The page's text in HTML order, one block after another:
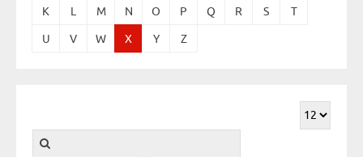
K L M N O P Q R S T
U V W X Y Z